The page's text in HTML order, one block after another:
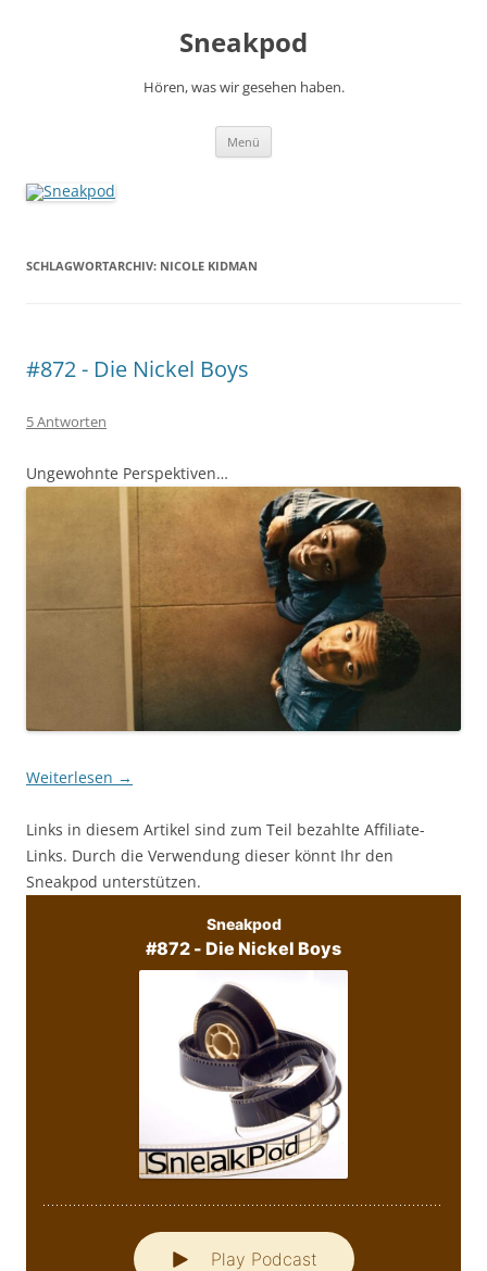
Sneakpod
Hören, was wir gesehen haben.
Menü
SCHLAGWORTARCHIV: NICOLE KIDMAN
#872 - Die Nickel Boys
5 Antworten
Ungewohnte Perspektiven…
Weiterlesen →
Links in diesem Artikel sind zum Teil bezahlte Affiliate-
Links. Durch die Verwendung dieser könnt Ihr den
Sneakpod unterstützen.